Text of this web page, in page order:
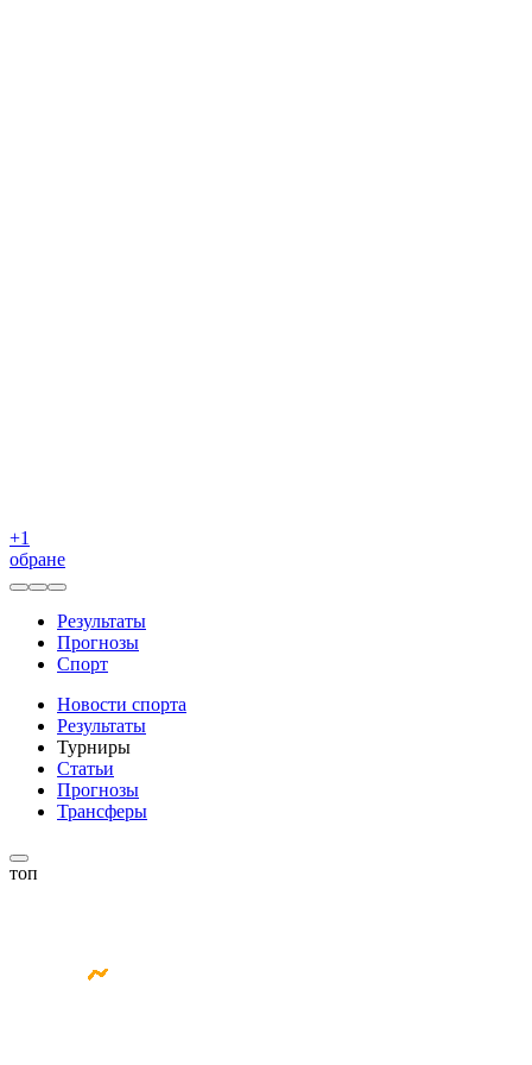
+1
обране
Результаты
Прогнозы
Спорт
Новости спорта
Результаты
Турниры
Статьи
Прогнозы
Трансферы
топ